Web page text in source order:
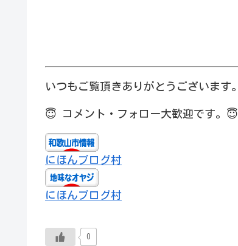
いつもご覧頂きありがとうございます。
😇 コメント・フォロー大歓迎です。 😇
にほんブログ村
にほんブログ村
0